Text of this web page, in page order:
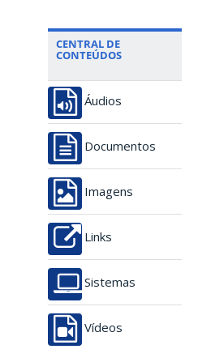
CENTRAL DE
CONTEÚDOS
Áudios
Documentos
Imagens
Links
Sistemas
Vídeos